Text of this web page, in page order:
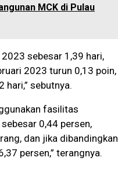
MCK di Pulau
sebesar 1,39 hari,
2023 turun 0,13 poin,
sebutnya.
fasilitas
0,44 persen,
dan jika dibandingkan
persen,” terangnya.